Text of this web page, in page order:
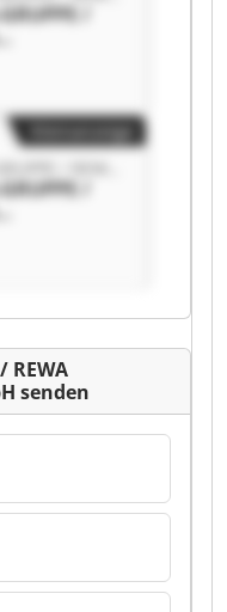
/
/ REWA
/
Kleinanzeige
REWA
senden